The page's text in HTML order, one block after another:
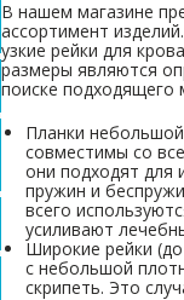
В нашем магазине
ассортимент
узкие рейки для
размеры являются
поиске подходящего
Планки
совместимы со
они подходят для
пружин и
всего
усиливают
Широкие рейки
с небольшой
скрипеть. Это